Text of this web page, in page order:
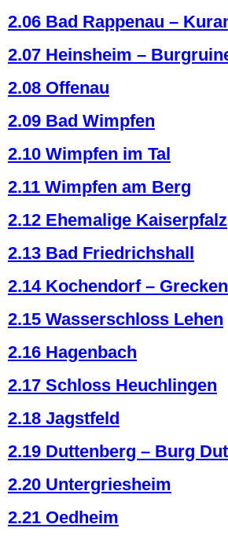
2.06 Bad Rappenau –
2.07 Heinsheim –
2.08 Offenau
2.09 Bad Wimpfen
2.10 Wimpfen im Tal
2.11 Wimpfen am Berg
2.12 Ehemalige Kaiserpfalz
2.13 Bad Friedrichshall
2.14 Kochendorf –
2.15 Wasserschloss Lehen
2.16 Hagenbach
2.17 Schloss Heuchlingen
2.18 Jagstfeld
2.19 Duttenberg – Burg
2.20 Untergriesheim
2.21 Oedheim